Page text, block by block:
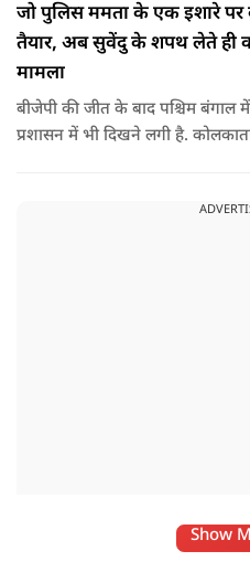
जो पुलिस ममता के एक इशारे
तैयार, अब सुवेंदु के शपथ लेते ही
मामला
बीजेपी की जीत के बाद पश्चिम
प्रशासन में भी दिखने लगी है.
Show